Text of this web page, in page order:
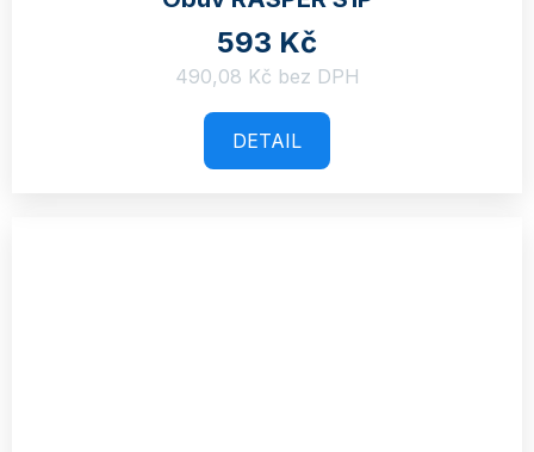
593 Kč
490,08 Kč bez DPH
DETAIL